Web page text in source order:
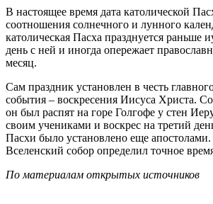
В настоящее время дата католической
соотношения солнечного и лунного
католическая Пасха празднуется раньше
день с ней и иногда опережает
месяц.
Сам праздник установлен в честь
события – воскресения Иисуса Христа.
он был распят на горе Голгофе у стен
своим учениками и воскрес на третий
Пасхи было установлено еще
Вселенский собор определил точное
По материалам открытых источников